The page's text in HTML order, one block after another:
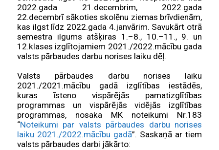
2022.gada 21.decembrim, 2022.gada
22.decembrī sākoties skolēnu ziemas brīvdienām,
kas ilgst līdz 2022.gada 4.janvārim. Savukārt otrā
semestra ilgums atšķiras 1.–8., 10.–11., 9. un
12.klases izglītojamiem 2021./2022.mācību gada
valsts pārbaudes darbu norises laiku dēļ.
Valsts pārbaudes darbu norises laiku
2021./2021.mācību gadā izglītības iestādēs,
kuras īsteno vispārējās pamatizglītības
programmas un vispārējās vidējās izglītības
programmas, nosaka MK noteikumi Nr.183
“Noteikumi par valsts pārbaudes darbu norises
laiku 2021./2022.mācību gadā”. Saskaņā ar tiem
valsts pārbaudes darbi jākārto: